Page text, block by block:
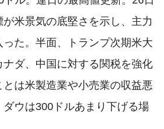
米景気の底堅さを示し、主力
た。半面、トランプ次期米大
ダ、中国に対する関税を強化
は米製造業や小売業の収益悪
ウは300ドルあまり下げる場